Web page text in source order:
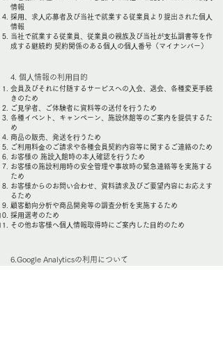
情報
採⽤、求⼈応募者及び当社で就業する従業員より提出された個⼈
情報
当社で就業する従業員、従業員の親族及び当社が⽀払調書等を作
成する継続的 契約関係のある個⼈の個⼈番号（マイナンバー）
4. 個⼈情報の利⽤⽬的
会員及びそれに付随するサービスへの⼊会、退会、各種変更⼿続
きのため
ご⾒学者、ご体験者に資料等の送付を⾏うため
各種イベント、キャンペーン、施設休館等のご案内を提供するた
め
商品の販売、発送を⾏うため
ご利⽤料⾦のご請求や各種会員契約内容等に関するご連絡のため
お客様の 施設⼊館時の本⼈確認を⾏うため
お客様の施設利⽤時の安全管理や事故時の緊急連絡等を実施する
ため
お客様からのお問い合わせ、資料請求及びご要望内容にお応えす
るため
顧客動向分析や商品開発等の調査分析を実施するため
採⽤選考のため
その他お客様へ個⼈情報取得時にご案内した⽬的のため
6.Google Analyticsの利用について